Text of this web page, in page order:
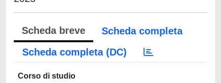
Scheda breve
Scheda completa
Scheda completa (DC)
Corso di studio